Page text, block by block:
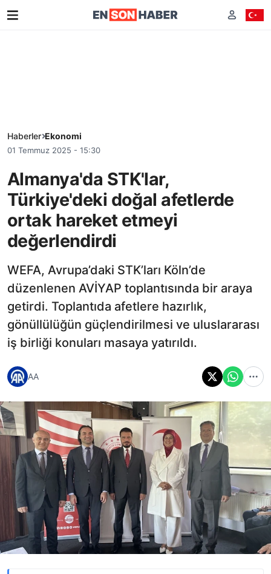
Haberler Ekonomi
01 Temmuz 2025 - 15:30
Almanya'da STK'lar,
Türkiye'deki doğal afetlerde
ortak hareket etmeyi
değerlendirdi
WEFA, Avrupa’daki STK’ları Köln’de
düzenlenen AVİYAP toplantısında bir araya
getirdi. Toplantıda afetlere hazırlık,
gönüllülüğün güçlendirilmesi ve uluslararası
iş birliği konuları masaya yatırıldı.
AA